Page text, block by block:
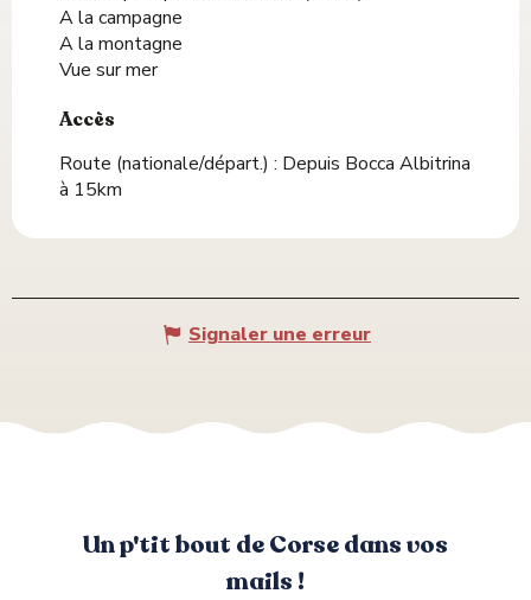
A la campagne
A la montagne
Vue sur mer
Accès
Accès
Route (nationale/départ.) : Depuis Bocca Albitrina
à 15km
Signaler une erreur
Un p'tit bout de Corse dans vos
mails !